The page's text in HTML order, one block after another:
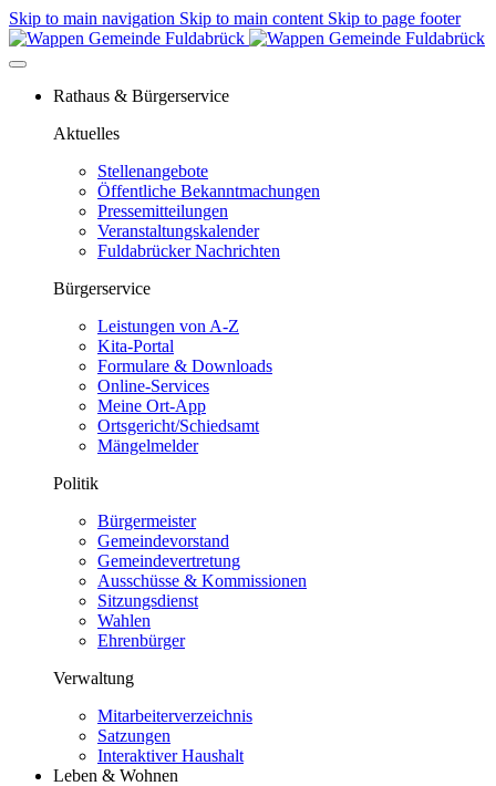
Skip to main navigation Skip to main content Skip to page footer
Rathaus & Bürgerservice
Aktuelles
Stellenangebote
Öffentliche Bekanntmachungen
Pressemitteilungen
Veranstaltungskalender
Fuldabrücker Nachrichten
Bürgerservice
Leistungen von A-Z
Kita-Portal
Formulare & Downloads
Online-Services
Meine Ort-App
Ortsgericht/Schiedsamt
Mängelmelder
Politik
Bürgermeister
Gemeindevorstand
Gemeindevertretung
Ausschüsse & Kommissionen
Sitzungsdienst
Wahlen
Ehrenbürger
Verwaltung
Mitarbeiterverzeichnis
Satzungen
Interaktiver Haushalt
Leben & Wohnen